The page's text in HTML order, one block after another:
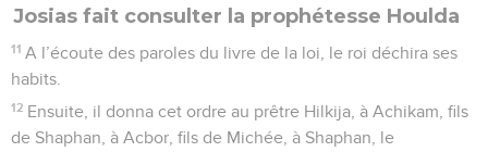
Josias fait consulter la prophétesse Houlda
11 A l’écoute des paroles du livre de la loi, le roi déchira ses
habits.
12 Ensuite, il donna cet ordre au prêtre Hilkija, à Achikam, fils
de Shaphan, à Acbor, fils de Michée, à Shaphan, le